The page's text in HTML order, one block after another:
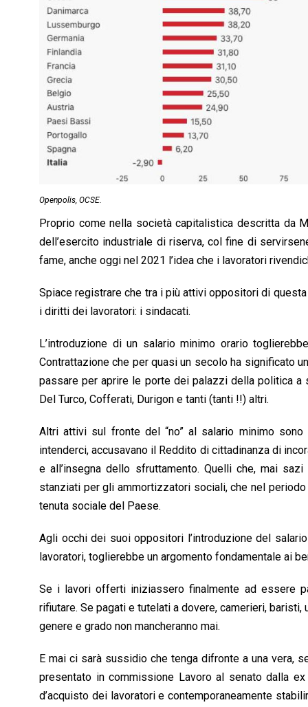
Openpolis, OCSE.
Proprio come nella società capitalistica descritta da
dell’esercito industriale di riserva, col fine di
fame, anche oggi nel 2021 l’idea che i lavoratori
Spiace registrare che tra i più attivi oppositori di
i diritti dei lavoratori: i sindacati.
L’introduzione di un salario minimo orario
Contrattazione che per quasi un secolo ha significato
passare per aprire le porte dei palazzi della politica a
Del Turco, Cofferati, Durigon e tanti (tanti !!) altri.
Altri attivi sul fronte del “no” al salario minimo
intenderci, accusavano il Reddito di cittadinanza di
e all’insegna dello sfruttamento. Quelli che, mai
stanziati per gli ammortizzatori sociali, che nel
tenuta sociale del Paese.
Agli occhi dei suoi oppositori l’introduzione del
lavoratori, toglierebbe un argomento fondamentale ai
Se i lavori offerti iniziassero finalmente ad essere
rifiutare. Se pagati e tutelati a dovere, camerieri,
genere e grado non mancheranno mai.
E mai ci sarà sussidio che tenga difronte a una vera,
presentato in commissione Lavoro al senato dalla
d’acquisto dei lavoratori e contemporaneamente